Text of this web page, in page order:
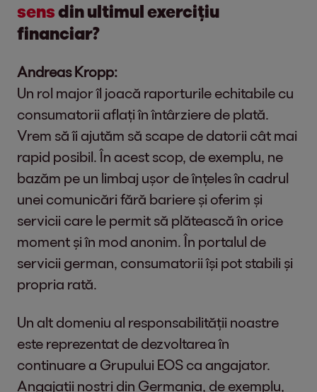
sensdin ultimul exercițiu
financiar?
Andreas Kropp:
Un rol major îl joacă raporturile echitabile cu
consumatorii aflați în întârziere de plată.
Vrem să îi ajutăm să scape de datorii cât mai
rapid posibil. În acest scop, de exemplu, ne
bazăm pe un limbaj ușor de înțeles în cadrul
unei comunicări fără bariere și oferim și
servicii care le permit să plătească în orice
moment și în mod anonim. În portalul de
servicii german, consumatorii își pot stabili și
propria rată.
Un alt domeniu al responsabilității noastre
este reprezentat de dezvoltarea în
continuare a Grupului EOS ca angajator.
Angajații noștri din Germania, de exemplu,